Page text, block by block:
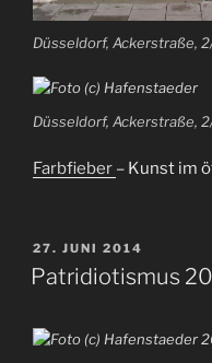
Düsseldorf, Ackerstraße,
Düsseldorf, Ackerstraße,
Farbfieber – Kunst im
VERÖFFENTLICHT
AM
27. JUNI 2014
Patridiotismus